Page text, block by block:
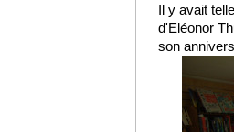
Il y avait
d'Eléonor
son